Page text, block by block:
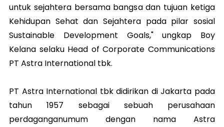
untuk sejahtera bersama bangsa dan tujuan ketiga
Kehidupan Sehat dan Sejahtera pada pilar sosial
Sustainable Development Goals," ungkap Boy
Kelana selaku Head of Corporate Communications
PT Astra International tbk.
PT Astra International tbk didirikan di Jakarta pada
tahun 1957 sebagai sebuah perusahaan
perdaganganumum dengan nama Astra